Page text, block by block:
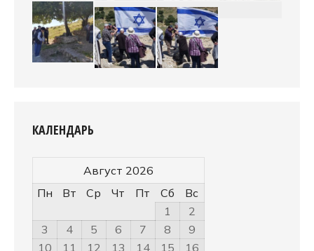
КАЛЕНДАРЬ
Август 2026
Пн
Вт Ср Чт Пт Сб
Вс
1
2
3
4 5 6 7 8
9
10
11 12 13 14 15
16